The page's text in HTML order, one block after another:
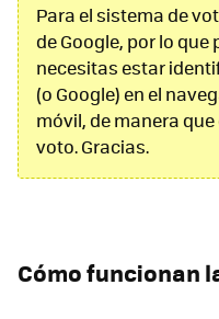
Para el sistema de
de Google, por lo
necesitas estar
(o Google) en el
móvil, de manera
voto. Gracias.
Cómo funcionan